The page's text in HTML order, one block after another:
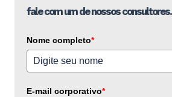
fale com um de nossos consultores.
Nome completo*
E-mail corporativo*